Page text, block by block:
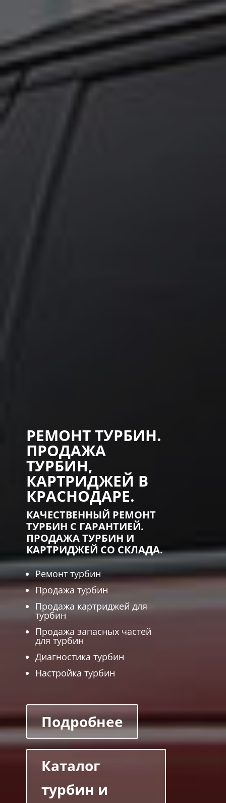
РЕМОНТ ТУРБИН.
ПРОДАЖА
ТУРБИН,
КАРТРИДЖЕЙ В
КРАСНОДАРЕ.
КАЧЕСТВЕННЫЙ РЕМОНТ
ТУРБИН С ГАРАНТИЕЙ.
ПРОДАЖА ТУРБИН И
КАРТРИДЖЕЙ СО СКЛАДА.
Ремонт турбин
Продажа турбин
Продажа картриджей для
турбин
Продажа запасных частей
для турбин
Диагностика турбин
Настройка турбин
Подробнее
Каталог
турбин и